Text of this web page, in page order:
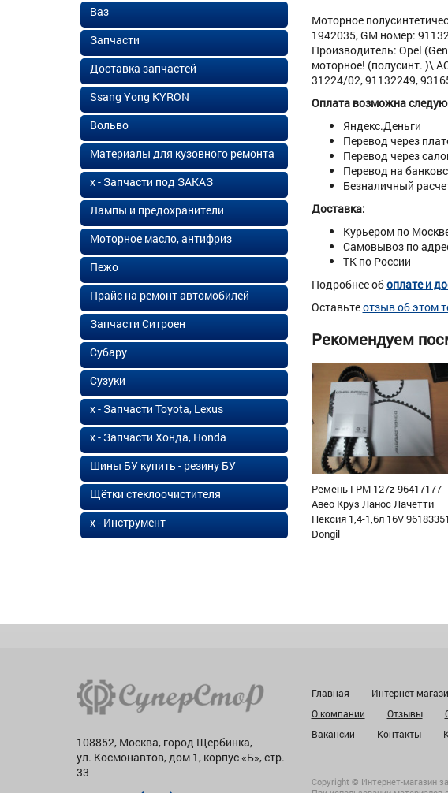
Моторное
1942035, GM номер:
Производитель: Opel
моторное! (полусинт. )\
31224/02, 91132249,
Оплата возможна
Яндекс.Деньги
Перевод через
Перевод через
Перевод на
Безналичный
Доставка:
Курьером по
Самовывоз по
ТК по России
Подробнее обоплате и
Оставьтеотзыв об этом
Рекомендуем
Ремень ГРМ 127z 96417177
Авео Круз Ланос Лачетти
Нексия 1,4-1,6л 16V
Dongil
Ваз
Запчасти
Доставка запчастей
Ssang Yong KYRON
Вольво
Материалы для кузовного ремонта
х - Запчасти под ЗАКАЗ
Лампы и предохранители
Моторное масло, антифриз
Пежо
Прайс на ремонт автомобилей
Запчасти Ситроен
Субару
Сузуки
х - Запчасти Toyota, Lexus
х - Запчасти Хонда, Honda
Шины БУ купить - резину БУ
Щётки стеклоочистителя
х - Инструмент
108852, Москва, город Щербинка,
ул. Космонавтов, дом 1, корпус «Б», стр.
33
Главная Интернет-
О компании
Отзывы
Вакансии
Контакты
Copyright © Интернет-магазин